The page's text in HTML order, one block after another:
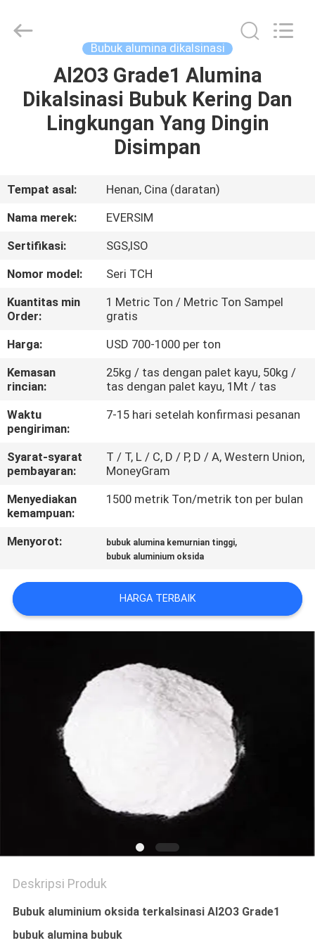
RUMAH
PRODUK
TENTANG
TUR
PABRIK
KONTROL
KUALITAS
HUBUNGI
KAMI
BERITA
KASUS
MINTA
KUTIPAN
KEBIJAKAN
PRIBADI
Imp.&Exp.Co.,Ltd.
Bubuk alumina dikalsinasi
Al2O3 Grade1 Alumina
Dikalsinasi Bubuk Kering Dan
Lingkungan Yang Dingin
Disimpan
Tempat asal:
Henan, Cina (daratan)
Nama merek:
EVERSIM
Sertifikasi:
SGS,ISO
Nomor model:
Seri TCH
Kuantitas min
Order:
1 Metric Ton / Metric Ton Sampel
gratis
Harga:
USD 700-1000 per ton
Kemasan
rincian:
25kg / tas dengan palet kayu, 50kg /
tas dengan palet kayu, 1Mt / tas
Waktu
pengiriman:
7-15 hari setelah konfirmasi pesanan
Syarat-syarat
pembayaran:
T / T, L / C, D / P, D / A, Western Union,
MoneyGram
Menyediakan
kemampuan:
1500 metrik Ton/metrik ton per bulan
Menyorot: bubuk alumina kemurnian tinggi,
bubuk aluminium oksida
HARGA TERBAIK
Deskripsi Produk
Bubuk aluminium oksida terkalsinasi Al2O3 Grade1
bubuk alumina bubuk